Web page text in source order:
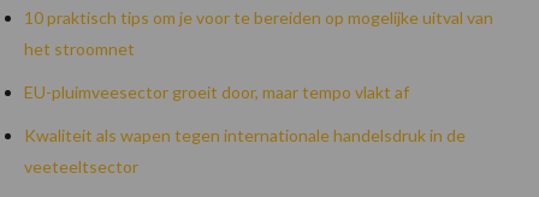
10 praktisch tips om je voor te bereiden op mogelijke uitval van
het stroomnet
EU-pluimveesector groeit door, maar tempo vlakt af
Kwaliteit als wapen tegen internationale handelsdruk in de
veeteeltsector